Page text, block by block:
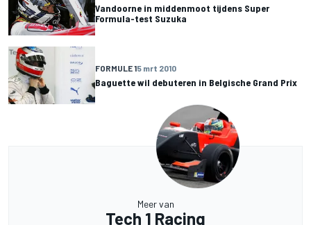
Vandoorne in middenmoot tijdens Super
Formula-test Suzuka
FORMULE 15 mrt 2010
Baguette wil debuteren in Belgische Grand Prix
Meer van
Tech 1 Racing